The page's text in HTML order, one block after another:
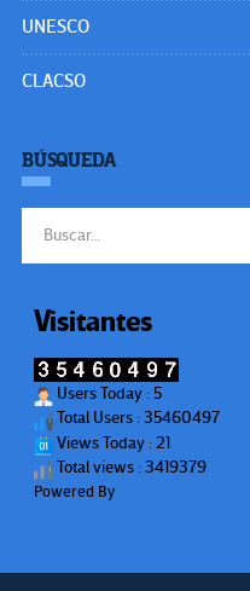
UNESCO
CLACSO
BÚSQUEDA
Visitantes
Users Today : 5
Total Users : 35460497
Views Today : 21
Total views : 3419379
Powered By